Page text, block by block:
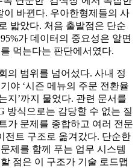
이 바뀐다. 우아한형제들의 사
밟았다. 처음 출발점은 단순
가 데이터의 중요성은 알면
먹는다는 판단에서였다.
의 범위를 넘어섰다. 사내 정
야 ‘시즌 메뉴의 주문 전환율
지’까지 물었다. 관련 문서를
방식으로는 감당할 수 없는 질
가 문제를 종합하고 여러 전문
전트 구조로 옮겨갔다. 단순한
제를 함께 푸는 업무 시스템
점은 이 구조가 기술 로드맵